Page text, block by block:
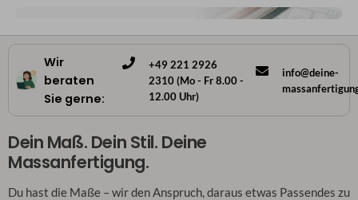
Wir
beraten
Sie gerne:
+49 221 2926
2310 (Mo - Fr 8.00 -
12.00 Uhr)
info@deine-
Dein Maß. Dein Stil. Deine
Massanfertigung.
Du hast die Maße – wir den Anspruch, daraus etwas Passendes zu